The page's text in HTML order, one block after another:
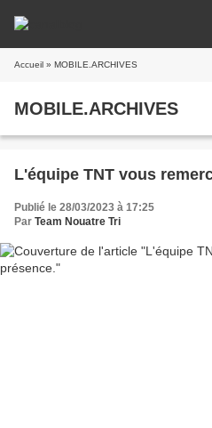
Accueil » MOBILE.ARCHIVES
MOBILE.ARCHIVES
L'équipe TNT vous
Publié le 28/03/2023 à 17:25
Par Team Nouatre Tri